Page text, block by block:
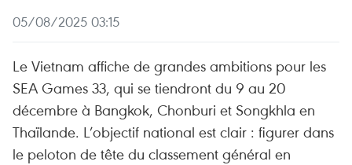
05/08/2025 03:15
Le Vietnam affiche de grandes ambitions pour les
SEA Games 33, qui se tiendront du 9 au 20
décembre à Bangkok, Chonburi et Songkhla en
Thaïlande. L’objectif national est clair : figurer dans
le peloton de tête du classement général en